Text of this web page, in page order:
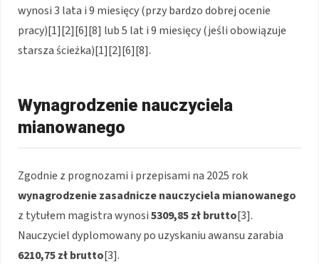
wynosi 3 lata i 9 miesięcy (przy bardzo dobrej ocenie
pracy)[1][2][6][8] lub 5 lat i 9 miesięcy (jeśli obowiązuje
starsza ścieżka)[1][2][6][8].
Wynagrodzenie nauczyciela
mianowanego
Zgodnie z prognozami i przepisami na 2025 rok
wynagrodzenie zasadnicze nauczyciela mianowanego
z tytułem magistra wynosi5309,85 zł brutto[3].
Nauczyciel dyplomowany po uzyskaniu awansu zarabia
6210,75 zł brutto[3].